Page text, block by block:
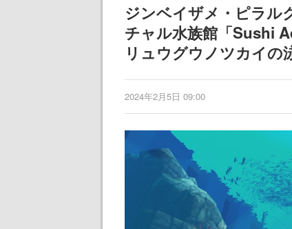
ジンベイザメ・ピラル
チャル水族館「Sushi
リュウグウノツカイの
2024年2月5日 09:00